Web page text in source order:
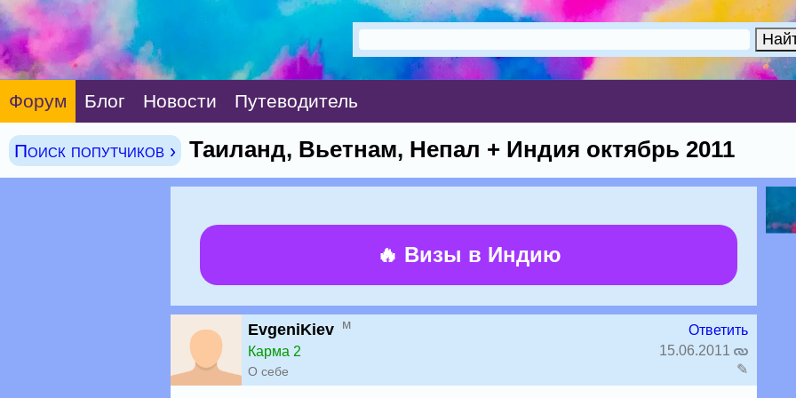
Форум Блог Новости Путеводитель
Поиск попутчиков › Таиланд, Вьетнам, Непал + Индия октябрь 2011
🔥 Визы в Индию
EvgeniKiev м
Карма 2
О себе
Ответить
15.06.2011
✎